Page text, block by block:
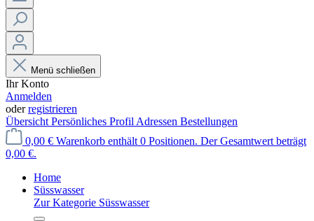
Menü schließen
Ihr Konto
Anmelden
oderregistrieren
Übersicht Persönliches Profil Adressen Bestellungen
0,00 € Warenkorb enthält 0 Positionen. Der Gesamtwert beträgt
0,00 €.
Home
Süsswasser
Zur Kategorie Süsswasser